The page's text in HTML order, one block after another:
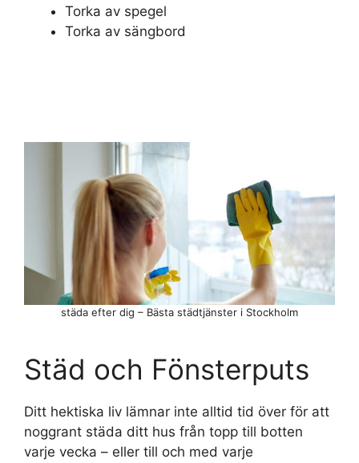
Torka av spegel
Torka av sängbord
städa efter dig – Bästa städtjänster i Stockholm
Städ och Fönsterputs
Ditt hektiska liv lämnar inte alltid tid över för att
noggrant städa ditt hus från topp till botten
varje vecka – eller till och med varje